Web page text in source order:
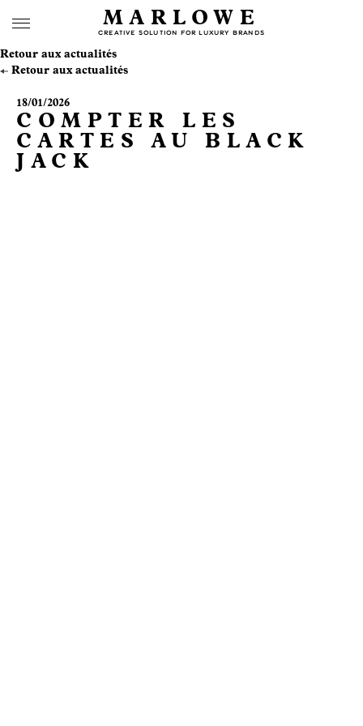
MARLOWE
CREATIVE SOLUTION FOR LUXURY BRANDS
Retour aux actualités
Retour aux actualités
18/01/2026
COMPTER LES
CARTES AU BLACK
JACK